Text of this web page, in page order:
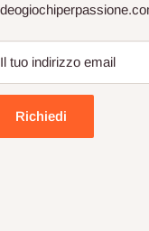
Il tuo indirizzo email
Richiedi